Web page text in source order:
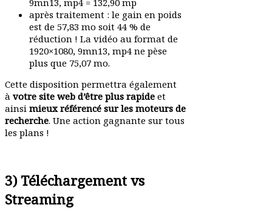
après trai­tement : le gain en poids
est de 57,83 mo soit 44 % de
réduction ! La vidéo au format de
1920×1080, 9mn13, mp4 ne pèse
plus que 75,07 mo.
Cette dispo­sition permettra également
à votre site web d’être plus rapide et
ainsi mieux réfé­rencé sur les moteurs de
recherche. Une action gagnante sur tous
les plans !
3) Téléchargement vs
Streaming